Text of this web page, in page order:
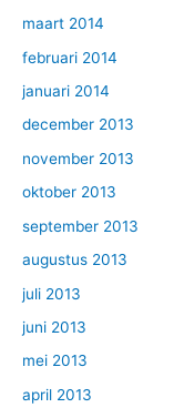
maart 2014
februari 2014
januari 2014
december 2013
november 2013
oktober 2013
september 2013
augustus 2013
juli 2013
juni 2013
mei 2013
april 2013